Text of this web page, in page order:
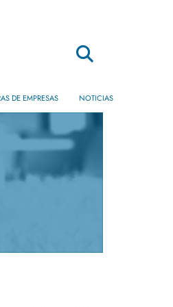
Buscar
DE EMPRESAS NOTICIAS